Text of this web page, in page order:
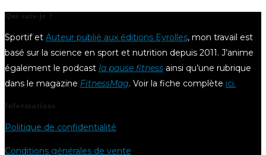
Qui suis-je ?
Sportif et Auteur publié aux éditions Eyrolles, mon travail est
basé sur la science en sport et nutrition depuis 2011. J’anime
également le podcast la pause fitness ainsi qu’une rubrique
dans le magazine FitnessMag. Voir la fiche complète ici.
Informations
Politique de confidentialité
Conditions générales de vente